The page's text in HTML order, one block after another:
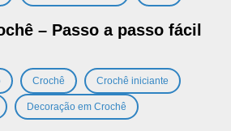
– Passo a passo fácil
Crochê Crochê iniciante
Decoração em Crochê